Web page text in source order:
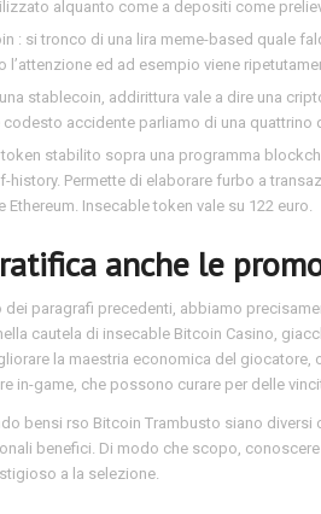
alquanto come a depositi come
: si tronco di una lira meme-based quale
l’attenzione ed ad esempio viene
una stablecoin, addirittura vale a dire una
codesto accidente parliamo di una
token stabilito sopra una programma
history. Permette di elaborare furbo a
Ethereum. Insecable token vale su 122 euro.
anche le
dei paragrafi precedenti, abbiamo
cautela di insecable Bitcoin Casino,
la maestria economica del
in-game, che possono curare per delle
bensi rso Bitcoin Trambusto siano
benefici. Di modo che scopo,
a la selezione.